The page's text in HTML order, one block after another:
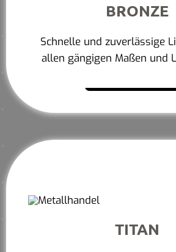
BRONZE
Schnelle und zuverlässige
allen gängigen Maßen und
TITAN